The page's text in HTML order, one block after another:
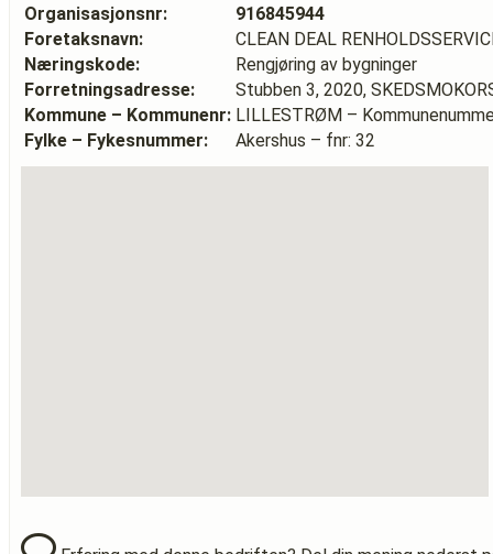
Organisasjonsnr:
916845944
Foretaksnavn:
CLEAN DEAL
Næringskode:
Rengjøring av bygninger
Forretningsadresse:
Stubben 3, 2020,
Kommune – Kommunenr: LILLESTRØM –
Fylke – Fykesnummer:
Akershus – fnr: 32